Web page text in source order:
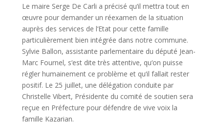
Le maire Serge De Carli a précisé qu‘il mettra tout en
œuvre pour demander un réexamen de la situation
auprès des services de l‘Etat pour cette famille
particulièrement bien intégrée dans notre commune.
Sylvie Ballon, assistante parlementaire du député Jean-
Marc Fournel, s‘est dite très attentive, qu‘on puisse
régler humainement ce problème et qu‘il fallait rester
positif. Le 25 juillet, une délégation conduite par
Christelle Vibert, Présidente du comité de soutien sera
reçue en Préfecture pour défendre de vive voix la
famille Kazarian.